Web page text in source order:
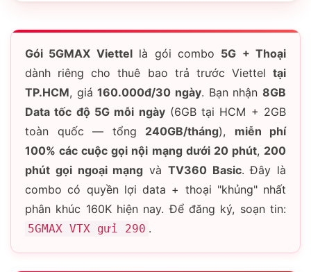
Gói 5GMAX Viettellà gói combo 5G + Thoại
dành riêng cho thuê bao trả trước Viettel tại
TP.HCM, giá160.000đ/30 ngày. Bạn nhận8GB
Data tốc độ 5G mỗi ngày(6GB tại HCM + 2GB
toàn quốc — tổng 240GB/tháng), miễn phí
100% các cuộc gọi nội mạng dưới 20 phút, 200
phút gọi ngoại mạng và TV360 Basic. Đây là
combo có quyền lợi data + thoại "khủng" nhất
phân khúc 160K hiện nay. Để đăng ký, soạn tin:
5GMAX VTX gửi 290 .